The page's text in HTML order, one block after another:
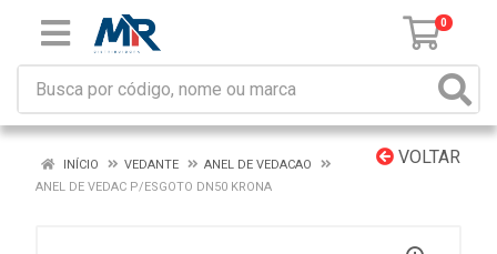
0
VOLTAR
INÍCIO VEDANTE
ANEL DE VEDACAO
ANEL DE VEDAC P/ESGOTO DN50 KRONA